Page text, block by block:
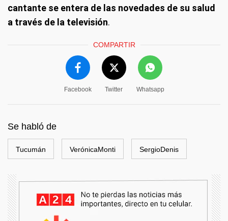
cantante se entera de las novedades de su salud
a través de la televisión.
COMPARTIR
Facebook Twitter Whatsapp
Se habló de
Tucumán VerónicaMonti SergioDenis